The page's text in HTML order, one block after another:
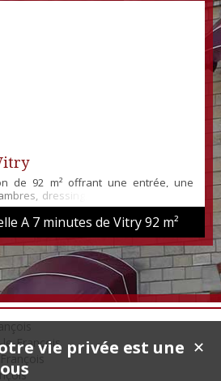
de 92 m² offrant une entrée, une
dressing, salle de bain et WC.
de plus de 1200 m² avec une grande
A 7 minutes de Vitry92 m²
François
✕
vie privée est une